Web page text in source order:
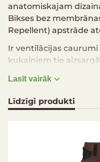
anatomiskajam
Bikses bez
Repellent) apstrāde
Ir ventilācijas caurumi
kukaiņiem tie
rāvējslēdzēju, lai no
aktivitātes laikā.
četrām aptverēm.
ceļgaliem. Jostas
kaut ko piekarināt, lai
Lasīt vairāk
Līdzīgi produkti